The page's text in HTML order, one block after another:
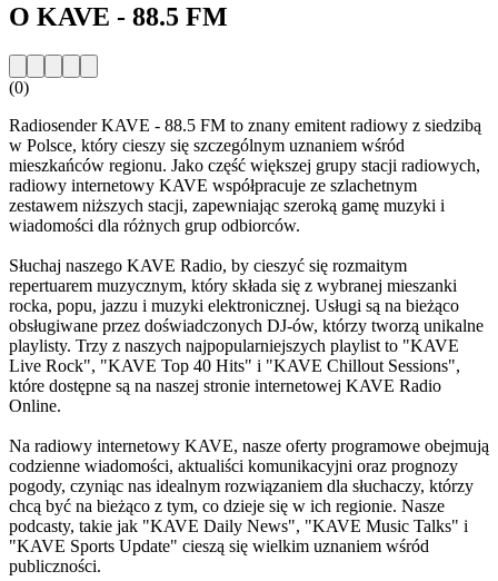
O KAVE - 88.5 FM
(0)
Radiosender KAVE - 88.5 FM to znany emitent radiowy z siedzibą
w Polsce, który cieszy się szczególnym uznaniem wśród
mieszkańców regionu. Jako część większej grupy stacji radiowych,
radiowy internetowy KAVE współpracuje ze szlachetnym
zestawem niższych stacji, zapewniając szeroką gamę muzyki i
wiadomości dla różnych grup odbiorców.
Słuchaj naszego KAVE Radio, by cieszyć się rozmaitym
repertuarem muzycznym, który składa się z wybranej mieszanki
rocka, popu, jazzu i muzyki elektronicznej. Usługi są na bieżąco
obsługiwane przez doświadczonych DJ-ów, którzy tworzą unikalne
playlisty. Trzy z naszych najpopularniejszych playlist to "KAVE
Live Rock", "KAVE Top 40 Hits" i "KAVE Chillout Sessions",
które dostępne są na naszej stronie internetowej KAVE Radio
Online.
Na radiowy internetowy KAVE, nasze oferty programowe obejmują
codzienne wiadomości, aktualiści komunikacyjni oraz prognozy
pogody, czyniąc nas idealnym rozwiązaniem dla słuchaczy, którzy
chcą być na bieżąco z tym, co dzieje się w ich regionie. Nasze
podcasty, takie jak "KAVE Daily News", "KAVE Music Talks" i
"KAVE Sports Update" cieszą się wielkim uznaniem wśród
publiczności.